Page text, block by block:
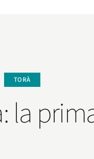
TORÀ
la